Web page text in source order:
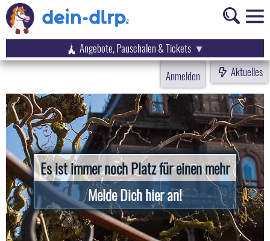
Angebote, Pauschalen & Tickets
Anmelden
Aktuelles
Es ist immer noch Platz für einen mehr
Melde Dich hier an!